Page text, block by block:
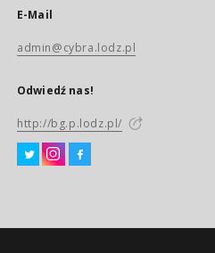
E-Mail
admin@cybra.lodz.pl
Odwiedź nas!
http://bg.p.lodz.pl/